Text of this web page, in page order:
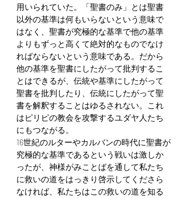
用いられていた。「聖書のみ」とは聖書
以外の基準は何もいらないという意味で
はなく、聖書が究極的な基準で他の基準
よりもずっと高くて絶対的なものでなけ
ればならないという意味である。だから
他の基準を聖書にしたがって批判するこ
とはできるが、伝統や基準にしたがって
聖書を批判したり、伝統にしたがって聖
書を解釈することはゆるされない。これ
はピリピの教会を攻撃するユダヤ人たち
にもつながる。
16世紀のルターやカルバンの時代に聖書が
究極的な基準であるという戦いは激しか
ったが、神様がみことばを通して私たち
に救いの道をはっきり啓示してくださら
なければ、私たちはこの救いの道を知る